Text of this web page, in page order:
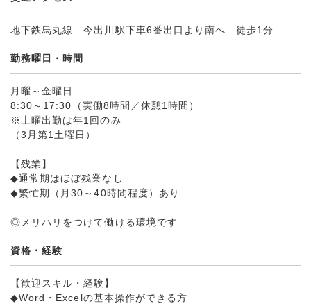
地下鉄烏丸線 今出川駅下車6番出口より南へ 徒歩1分
勤務曜日・時間
月曜～金曜日
8:30～17:30（実働8時間／休憩1時間）
※土曜出勤は年1回のみ
（3月第1土曜日）
【残業】
◆通常期はほぼ残業なし
◆繁忙期（月30～40時間程度）あり
◎メリハリをつけて働ける環境です
資格・経験
【歓迎スキル・経験】
◆Word・Excelの基本操作ができる方